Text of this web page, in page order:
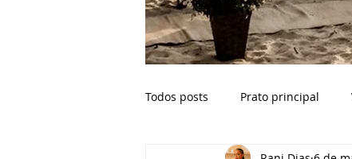
Todos posts Prato principal